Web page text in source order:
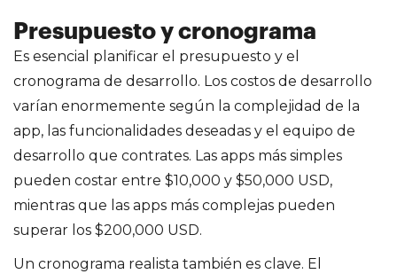
Presupuesto y cronograma
Es esencial planificar el presupuesto y el
cronograma de desarrollo. Los costos de desarrollo
varían enormemente según la complejidad de la
app, las funcionalidades deseadas y el equipo de
desarrollo que contrates. Las apps más simples
pueden costar entre $10,000 y $50,000 USD,
mientras que las apps más complejas pueden
superar los $200,000 USD.
Un cronograma realista también es clave. El